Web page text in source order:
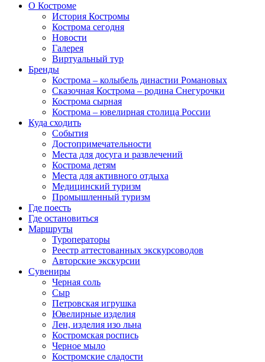
О Костроме
История Костромы
Кострома сегодня
Новости
Галерея
Виртуальный тур
Бренды
Кострома – колыбель династии Романовых
Сказочная Кострома – родина Снегурочки
Кострома сырная
Кострома – ювелирная столица России
Куда сходить
События
Достопримечательности
Места для досуга и развлечений
Кострома детям
Места для активного отдыха
Медицинский туризм
Промышленный туризм
Где поесть
Где остановиться
Маршруты
Туроператоры
Реестр аттестованных экскурсоводов
Авторские экскурсии
Сувениры
Черная соль
Сыр
Петровская игрушка
Ювелирные изделия
Лен, изделия изо льна
Костромская роспись
Черное мыло
Костромские сладости